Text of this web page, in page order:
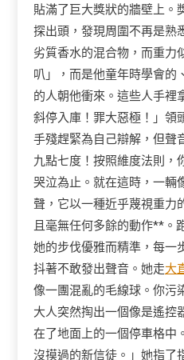
貼滿了巨大獎狀的牆壁上
探出頭，發現周圍不再是熟
劣質香水的混合物，而重力
叭」，而是他童年時學會的
的人朝他衝來。這些人手裡
斜停入庫！罪大惡極！」領
手殘趕緊為自己辯解，但聲
九點七度！按照維度法則，
哭泣為止。就在這時，一輛
聲，它以一種近乎蔑視重力
且毫無任何多餘的動作**。
她的步伐優雅而精準，每一
抖著不敢發出聲音。她走大
像一團混亂的毛線球。你污
大人突然掏出一個像是遙控
在了地面上的一個停車格中
沒摸過的新信徒。」她指了